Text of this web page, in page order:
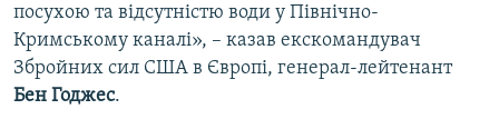
посухою та відсутністю води у Північно-
Кримському каналі», – казав екскомандувач
Збройних сил США в Європі, генерал-лейтенант
Бен Годжес.